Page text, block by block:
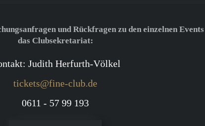
und Rückfragen zu den einzelnen
das Clubsekretariat:
Judith Herfurth-Völkel
tickets@fine-club.de
0611 - 57 99 193